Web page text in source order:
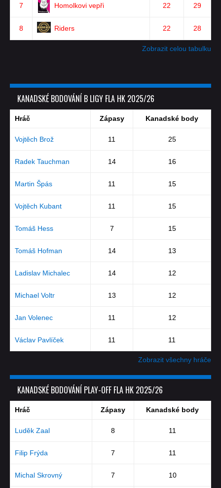
7 Homolkovi vepři 22 29
8 Riders 22 28
Zobrazit celou tabulku
KANADSKÉ BODOVÁNÍ B LIGY FLA HK 2025/26
Hráč Zápasy Kanadské body
Vojtěch Brož 11 25
Radek Tauchman 14 16
Martin Špás 11 15
Vojtěch Kubant 11 15
Tomáš Hess 7 15
Tomáš Hofman 14 13
Ladislav Michalec 14 12
Michael Voltr 13 12
Jan Volenec 11 12
Václav Pavlíček 11 11
Zobrazit všechny hráče
KANADSKÉ BODOVÁNÍ PLAY-OFF FLA HK 2025/26
Hráč Zápasy Kanadské body
Luděk Zaal 8 11
Filip Frýda 7 11
Michal Skrovný 7 10